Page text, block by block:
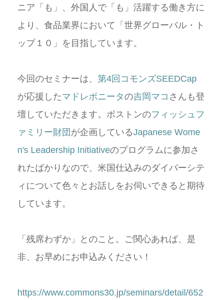
ニア「も」、外国人で「も」活躍する働き方に
より、食品業界において「世界グローバル・ト
ップ１０」を目指しています。
今回のセミナーは、 第4回コモンズSEEDCap
が応援したマドレボニータの吉岡マコ さんも登
壇していただきます。ボストンのフィッシュフ
ァミリー財団 が企画しているJapanese Wome
n's Leadership Initiativeのプログラムに参加さ
れたばかりなので、米国仕込みのダイバーシテ
ィについて色々とお話しをお伺いできると期待
しています。
「残席わずか」とのこと。ご関心あれば、是
非、お早めにお申込みください！
https://www.commons30.jp/seminars/detail/652